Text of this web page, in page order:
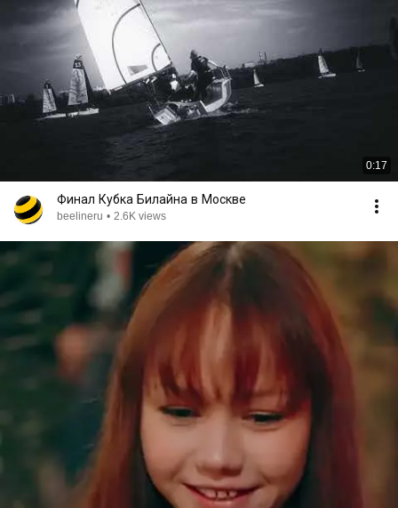
0:17
Финал Кубка Билайна в Москве
beelineru • 2.6K views